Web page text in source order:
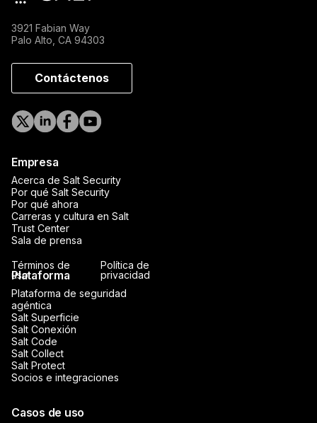
3921 Fabian Way
Palo Alto, CA 94303
Contáctenos
Empresa
Acerca de Salt Security
Por qué Salt Security
Por qué ahora
Carreras y cultura en Salt
Trust Center
Sala de prensa
Plataforma
Plataforma de seguridad
agéntica
Salt Superficie
Salt Conexión
Salt Code
Salt Collect
Salt Protect
Socios e integraciones
Casos de uso
Términos de
uso
Política de
privacidad